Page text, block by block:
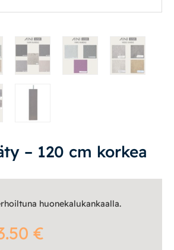
ja työtuolit
– 120 cm korkea
huonekalukankaalla.
€